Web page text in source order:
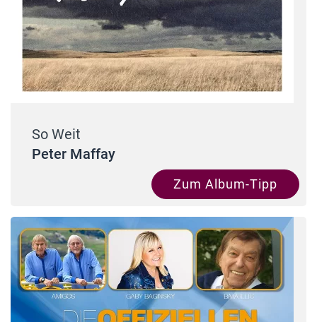
So Weit
Peter Maffay
Zum Album-Tipp